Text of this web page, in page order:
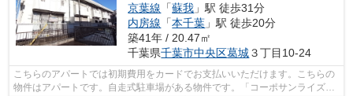
京葉線 「蘇我 」駅 徒歩31分
内房線 「本千葉 」駅 徒歩20分
築41年 / 20.47㎡
千葉県千葉市中央区葛城３丁目10-24
こちらのアパートでは初期費用をカードでお支払いいただけます。こちらの
物件はアパートです。自走式駐車場がある物件です。「コーポサンライズ